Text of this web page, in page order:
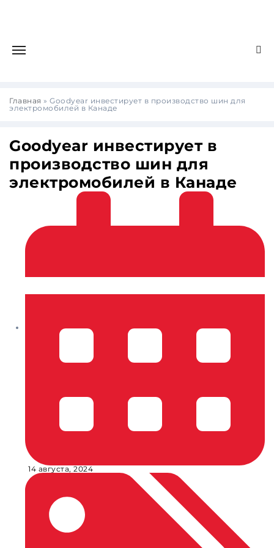
Главная » Goodyear инвестирует в производство шин для
электромобилей в Канаде
Goodyear инвестирует в
производство шин для
электромобилей в Канаде
14 августа, 2024